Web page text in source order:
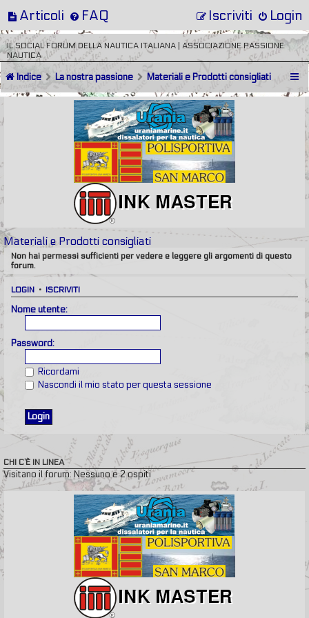
Articoli FAQ Login
Iscriviti
IL SOCIAL FORUM DELLA NAUTICA ITALIANA | ASSOCIAZIONE PASSIONE
NAUTICA
Indice La nostra passione Materiali e Prodotti consigliati
Materiali e Prodotti consigliati
Non hai permessi sufficienti per vedere e leggere gli argomenti di questo
forum.
LOGIN • ISCRIVITI
Nome utente:
Password:
Ricordami
Nascondi il mio stato per questa sessione
CHI C’È IN LINEA
Visitano il forum: Nessuno e 2 ospiti